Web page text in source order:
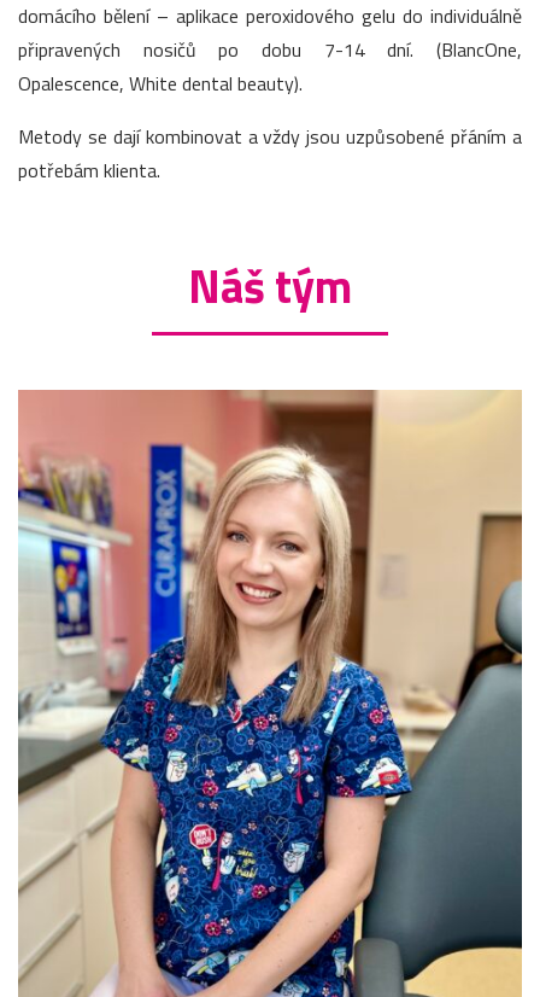
domácího bělení – aplikace peroxidového gelu do individuálně
připravených nosičů po dobu 7-14 dní. (BlancOne,
Opalescence, White dental beauty).
Metody se dají kombinovat a vždy jsou uzpůsobené přáním a
potřebám klienta.
Náš tým